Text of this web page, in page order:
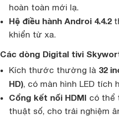
hoàn toàn mới lạ.
Hệ điều hành Androi 4.4.2
khiển từ xa.
Các dòng Digital tivi
Kích thước thường là 32
HD), có màn hình LED tích
Cổng kết nối HDMI có thể
thuật số, cho trải nghiệm